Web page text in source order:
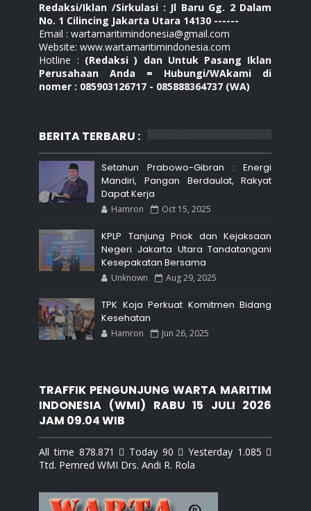
Redaksi/Iklan /Sirkulasi : Jl Baru Gg. 2 Dalam
No. 1 Cilincing Jakarta Utara 14130 ------
Email : wartamaritimindonesia@gmail.com
Website: www.wartamaritimindonesia.com
Hotline : (Redaksi ) dan Untuk Pasang Iklan
Perusahaan Anda = Hubungi/WAkami di
nomer : 085903126717 - 085888364737 (WA)
BERITA TERBARU :
Setahun Prabowo-Gibran : Energi
Mandiri, Pangan Berdaulat, Rakyat
Dapat Kerja
Hamron Oct 15, 2025
KPLP Tanjung Priok dan Kejaksaan
Negeri Jakarta Utara Tandatangani
Kesepakatan Bersama
Unknown Aug 29, 2025
TPK Koja Perkuat Komitmen Bidang
Kesehatan
Hamron Jun 26, 2025
TRAFFIK PENGUNJUNG WARTA MARITIM
INDONESIA (WMI) RABU 15 JULI 2026
JAM 09.04 WIB
All time 878.871  Today 90  Yesterday 1.085 
Ttd. Pemred WMI Drs. Andi R. Rola